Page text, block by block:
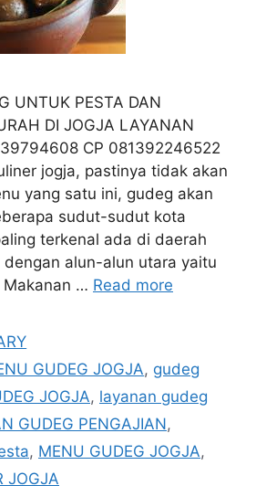
UNTUK PESTA DAN
DI JOGJA LAYANAN
CP 081392246522
jogja, pastinya tidak akan
yang satu ini, gudeg akan
sudut-sudut kota
terkenal ada di daerah
alun-alun utara yaitu
Makanan … Read more
GUDEG JOGJA, gudeg
JOGJA, layanan gudeg
GUDEG PENGAJIAN,
, MENU GUDEG JOGJA,
JOGJA